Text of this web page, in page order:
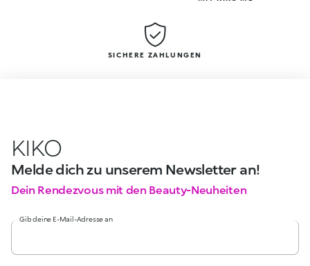
SICHERE ZAHLUNGEN
KIKO
Melde dich zu unserem Newsletter an!
Dein Rendezvous mit den Beauty-Neuheiten
Gib deine E-Mail-Adresse an